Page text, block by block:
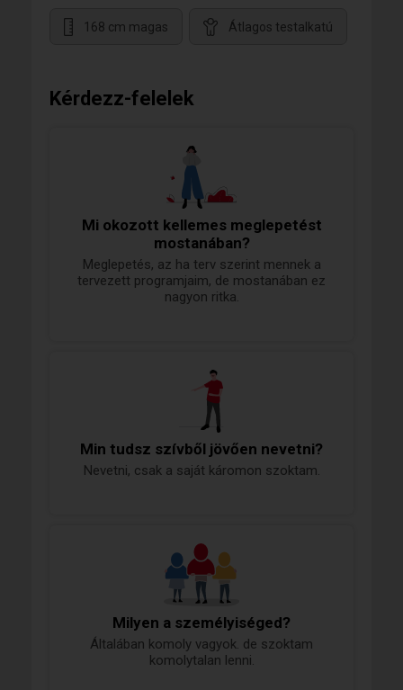
168 cm magas Átlagos testalkatú
Kérdezz-felelek
Mi okozott kellemes meglepetést
mostanában?
Meglepetés, az ha terv szerint mennek a
tervezett programjaim, de mostanában ez
nagyon ritka.
Min tudsz szívből jövően nevetni?
Nevetni, csak a saját káromon szoktam.
Milyen a személyiséged?
Általában komoly vagyok. de szoktam
komolytalan lenni.